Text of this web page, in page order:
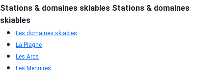
Stations & domaines skiables Stations & domaines
skiables
Les domaines skiables
La Plagne
Les Arcs
Les Menuires